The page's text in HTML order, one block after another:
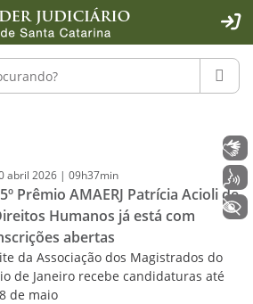
acessibilidade - Rybená
- Poder
abril 2026 | 09h37min
Prêmio AMAERJ Patrícia Acioli de
Humanos já está com
abertas
da Associação dos Magistrados do
de Janeiro recebe candidaturas até
de maio
+ Acessibilidade